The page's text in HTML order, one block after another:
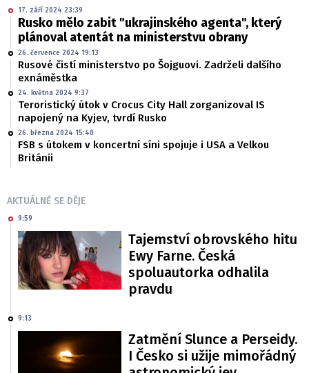
17. září 2024 23:39
Rusko mělo zabit "ukrajinského agenta", který
plánoval atentát na ministerstvu obrany
26. července 2024 19:13
Rusové čistí ministerstvo po Šojguovi. Zadrželi dalšího
exnáměstka
24. května 2024 9:37
Teroristický útok v Crocus City Hall zorganizoval IS
napojený na Kyjev, tvrdí Rusko
26. března 2024 15:40
FSB s útokem v koncertní síni spojuje i USA a Velkou
Británii
AKTUÁLNĚ SE DĚJE
9:59
Tajemství obrovského hitu
Ewy Farne. Česká
spoluautorka odhalila
pravdu
9:13
Zatmění Slunce a Perseidy.
I Česko si užije mimořádný